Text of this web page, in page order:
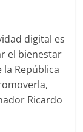
digital es
el bienestar
República
Ricardo